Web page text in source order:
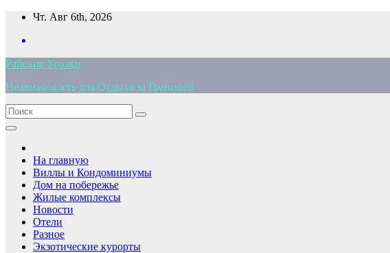
Перейти
содержимому
Чт. Авг 6th, 2026
Райские Уголки
Недвижимость для Отдыха за Границей
На главную
Виллы и Кондоминиумы
Дом на побережье
Жилые комплексы
Новости
Отели
Разное
Экзотические курорты